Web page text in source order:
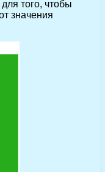
того, чтобы
значения